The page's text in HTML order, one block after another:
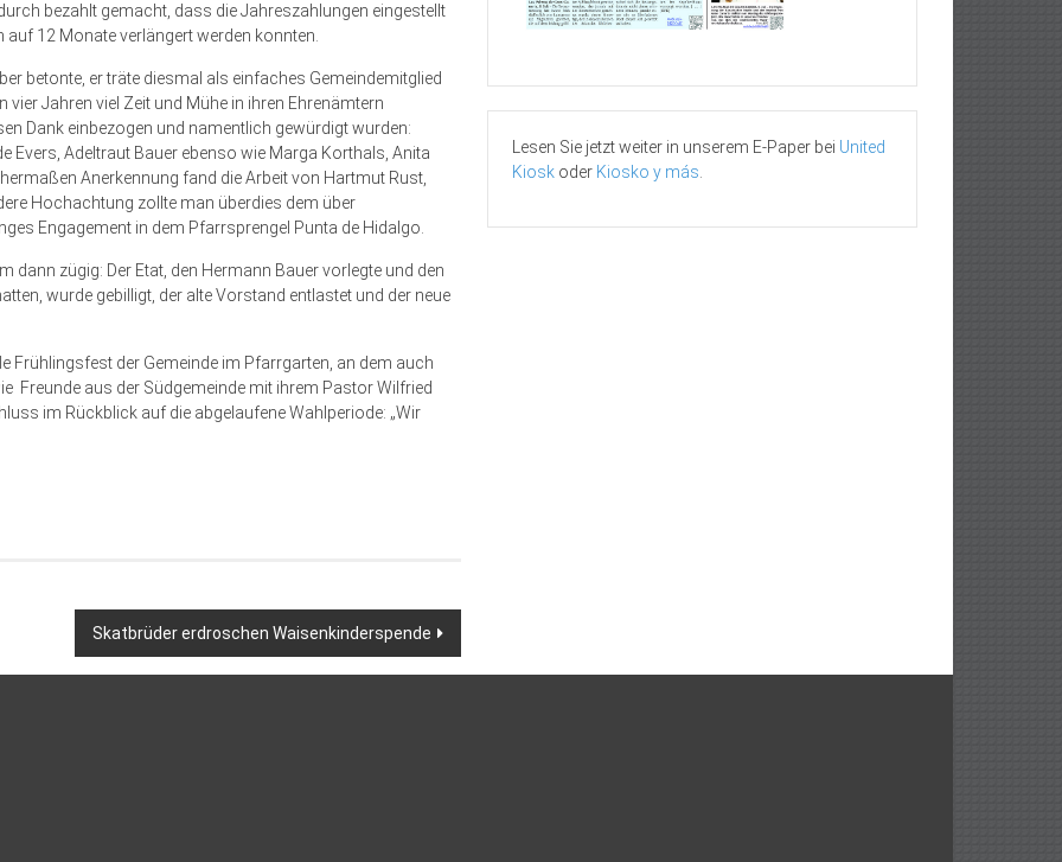
bezahlt gemacht, dass die Jahreszahlungen eingestellt
12 Monate verlängert werden konnten.
betonte, er träte diesmal als einfaches Gemeindemitglied
vier Jahren viel Zeit und Mühe in ihren Ehrenämtern
Dank einbezogen und namentlich gewürdigt wurden:
Evers, Adeltraut Bauer ebenso wie Marga Korthals, Anita
Anerkennung fand die Arbeit von Hartmut Rust,
Hochachtung zollte man überdies dem über
Engagement in dem Pfarrsprengel Punta de Hidalgo.
dann zügig: Der Etat, den Hermann Bauer vorlegte und den
wurde gebilligt, der alte Vorstand entlastet und der neue
der Gemeinde im Pfarrgarten, an dem auch
Freunde aus der Südgemeinde mit ihrem Pas­tor Wilfried
im Rückblick auf die abgelaufene Wahlperiode: „Wir
Skatbrüder erdroschen Waisenkinderspende
Lesen Sie jetzt weiter in unserem E-Paper bei United
Kiosk oder Kiosko y más